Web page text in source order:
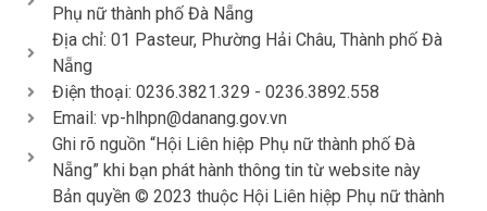
Phụ nữ thành phố Đà Nẵng
Địa chỉ: 01 Pasteur, Phường Hải Châu, Thành phố Đà
Nẵng
Điện thoại: 0236.3821.329 - 0236.3892.558
Email: vp-hlhpn@danang.gov.vn
Ghi rõ nguồn “Hội Liên hiệp Phụ nữ thành phố Đà
Nẵng” khi bạn phát hành thông tin từ website này
Bản quyền © 2023 thuộc Hội Liên hiệp Phụ nữ thành